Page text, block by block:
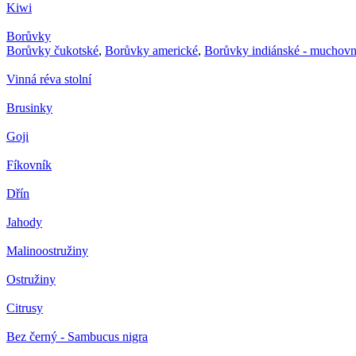
Kiwi
Borůvky
Borůvky čukotské, Borůvky americké, Borůvky indiánské -
Vinná réva stolní
Brusinky
Goji
Fíkovník
Dřín
Jahody
Malinoostružiny
Ostružiny
Citrusy
Bez černý - Sambucus nigra